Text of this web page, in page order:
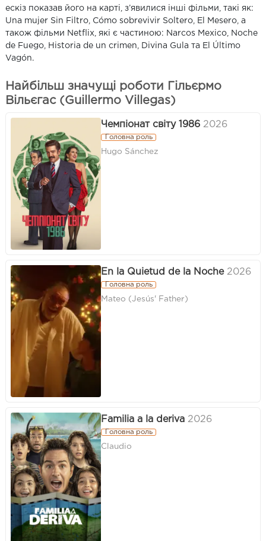
ескіз показав його на карті, з’явилися інші фільми, такі як:
Una mujer Sin Filtro, Cómo sobrevivir Soltero, El Mesero, а
також фільми Netflix, які є частиною: Narcos Mexico, Noche
de Fuego, Historia de un crimen, Divina Gula та El Último
Vagón.
Найбільш значущі роботи Гільєрмо
Вільєгас (Guillermo Villegas)
Чемпіонат світу 1986 2026
Головна роль
Hugo Sánchez
En la Quietud de la Noche 2026
Головна роль
Mateo (Jesús' Father)
Familia a la deriva 2026
Головна роль
Claudio